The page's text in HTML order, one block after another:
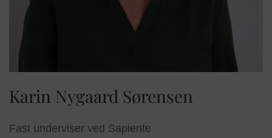
Karin Nygaard Sørensen
Fast underviser ved Sapiente